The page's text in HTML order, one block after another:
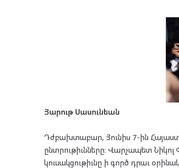
Յարութ Սասունեան
Դժբախտաբար, Յունիս 7-ին
ընտրութիւնները։ Վարչապետ
կուսակցութիւնը ի գործ դրաւ